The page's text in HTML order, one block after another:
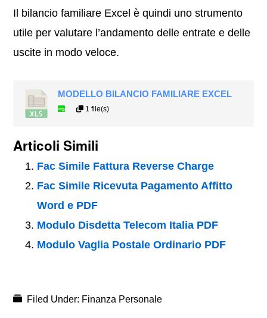
Il bilancio familiare Excel è quindi uno strumento
utile per valutare l’andamento delle entrate e delle
uscite in modo veloce.
MODELLO BILANCIO FAMILIARE EXCEL
1 file(s)
Articoli Simili
Fac Simile Fattura Reverse Charge
Fac Simile Ricevuta Pagamento Affitto
Word e PDF
Modulo Disdetta Telecom Italia PDF
Modulo Vaglia Postale Ordinario PDF
Filed Under: Finanza Personale